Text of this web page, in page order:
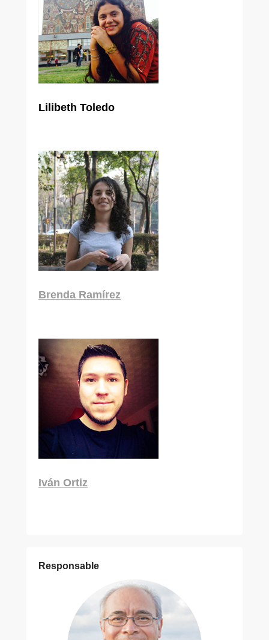
Lilibeth Toledo
Brenda Ramírez
Iván Ortiz
Responsable